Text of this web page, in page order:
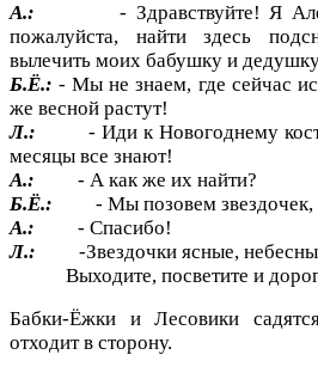
А.: - Здравствуйте! Я
пожалуйста, найти здесь
вылечить моих бабушку и
Б.Ё.: - Мы не знаем, где сейчас
же весной растут!
Л.: - Иди к Новогоднему
месяцы все знают!
А.: - А как же их найти?
Б.Ё.: - Мы позовем звездочек,
А.: - Спасибо!
Л.: -Звездочки ясные,
Выходите, посветите и
Бабки-Ёжки и Лесовики
отходит в сторону.